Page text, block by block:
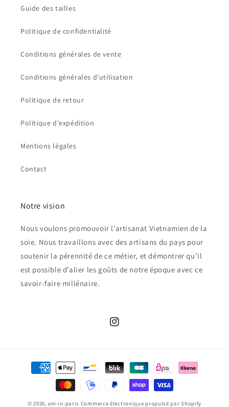
Guide des tailles
Politique de confidentialité
Conditions générales de vente
Conditions générales d'utilisation
Politique de retour
Politique d'expédition
Mentions légales
Contact
Notre vision
Nous voulons promouvoir l’artisanat Vietnamien de la
soie. Nous travaillons avec des artisans du pays pour
soutenir la pérennité de ce métier, et démontrer qu’il
est possible d’alier les goûts de notre époque avec ce
savoir-faire millénaire.
Instagram
Moyens
© 2026,em-in-paris Commerce électronique propulsé par Shopify